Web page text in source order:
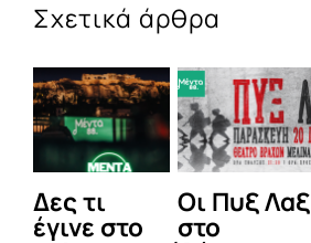
Σχετικά άρθρα
Δες τι
έγινε στο
Οι Πυξ Λαξ
στο